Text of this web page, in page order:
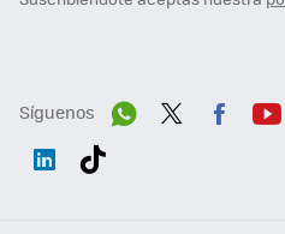
Síguenos